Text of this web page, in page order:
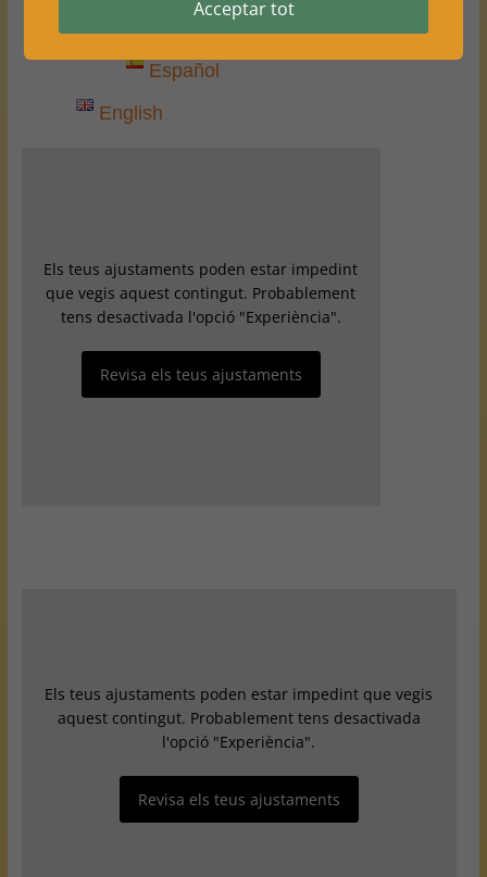
← Previous
Español
English
Els teus ajustaments poden estar impedint
que vegis aquest contingut. Probablement
tens desactivada l'opció "Experiència".
Revisa els teus ajustaments
Els teus ajustaments poden estar impedint que vegis
aquest contingut. Probablement tens desactivada
l'opció "Experiència".
Revisa els teus ajustaments
Acceptar tot